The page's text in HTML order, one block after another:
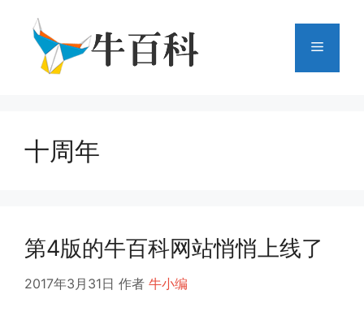
菜
十周年
第4版的牛百科网站悄悄上线了
2017年3月31日 作者 牛小编